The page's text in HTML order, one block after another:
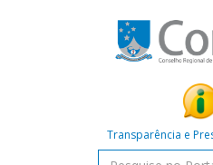
Transparência e